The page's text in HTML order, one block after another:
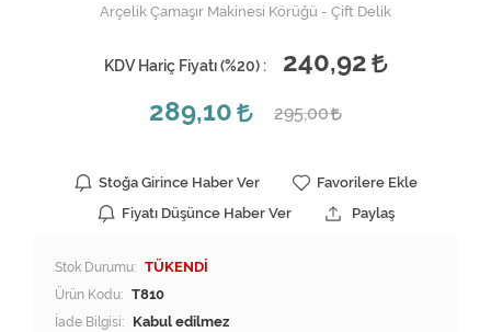
Arçelik Çamaşır Makinesi Körüğü - Çift Delik
KDV Hariç Fiyatı (%20) :
240,92
289,10
295,00
Stoğa Girince Haber Ver
Favorilere Ekle
Fiyatı Düşünce Haber Ver
Paylaş
Stok Durumu: TÜKENDİ
Ürün Kodu: T810
İade Bilgisi: